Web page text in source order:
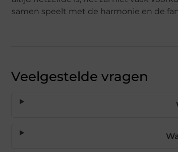
samen speelt met de harmonie en de
Veelgestelde vragen